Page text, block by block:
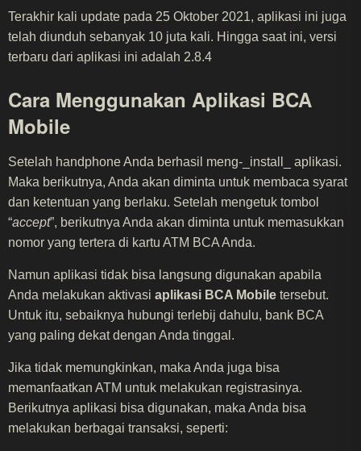
Terakhir kali update pada 25 Oktober 2021, aplikasi ini juga
telah diunduh sebanyak 10 juta kali. Hingga saat ini, versi
terbaru dari aplikasi ini adalah 2.8.4
Cara Menggunakan Aplikasi BCA
Mobile
Setelah handphone Anda berhasil meng-_install_ aplikasi.
Maka berikutnya, Anda akan diminta untuk membaca syarat
dan ketentuan yang berlaku. Setelah mengetuk tombol
“accept”, berikutnya Anda akan diminta untuk memasukkan
nomor yang tertera di kartu ATM BCA Anda.
Namun aplikasi tidak bisa langsung digunakan apabila
Anda melakukan aktivasi aplikasi BCA Mobile tersebut.
Untuk itu, sebaiknya hubungi terlebij dahulu, bank BCA
yang paling dekat dengan Anda tinggal.
Jika tidak memungkinkan, maka Anda juga bisa
memanfaatkan ATM untuk melakukan registrasinya.
Berikutnya aplikasi bisa digunakan, maka Anda bisa
melakukan berbagai transaksi, seperti: